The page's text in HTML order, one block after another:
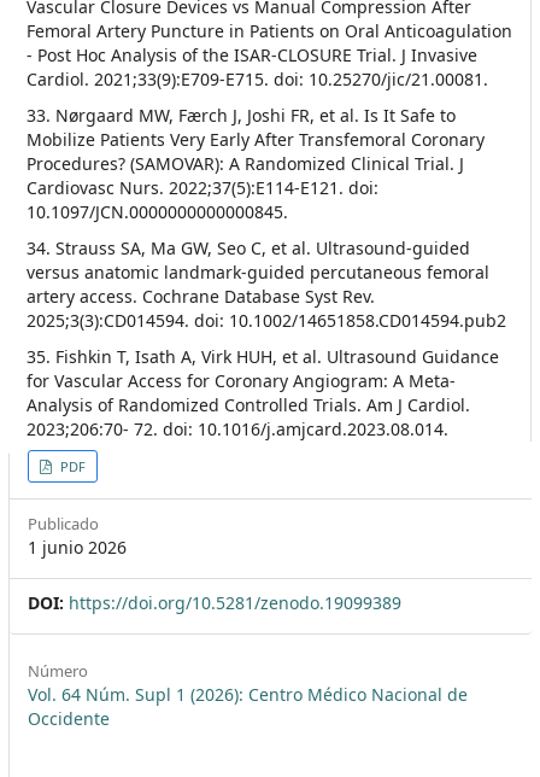
Vascular Closure Devices vs Manual Compression After
Femoral Artery Puncture in Patients on Oral Anticoagulation
- Post Hoc Analysis of the ISAR-CLOSURE Trial. J Invasive
Cardiol. 2021;33(9):E709-E715. doi: 10.25270/jic/21.00081.
33. Nørgaard MW, Færch J, Joshi FR, et al. Is It Safe to
Mobilize Patients Very Early After Transfemoral Coronary
Procedures? (SAMOVAR): A Randomized Clinical Trial. J
Cardiovasc Nurs. 2022;37(5):E114-E121. doi:
10.1097/JCN.0000000000000845.
34. Strauss SA, Ma GW, Seo C, et al. Ultrasound-guided
versus anatomic landmark-guided percutaneous femoral
artery access. Cochrane Database Syst Rev.
2025;3(3):CD014594. doi: 10.1002/14651858.CD014594.pub2
35. Fishkin T, Isath A, Virk HUH, et al. Ultrasound Guidance
for Vascular Access for Coronary Angiogram: A Meta-
Analysis of Randomized Controlled Trials. Am J Cardiol.
2023;206:70- 72. doi: 10.1016/j.amjcard.2023.08.014.
PDF
Publicado
1 junio 2026
DOI: https://doi.org/10.5281/zenodo.19099389
Número
Vol. 64 Núm. Supl 1 (2026): Centro Médico Nacional de
Occidente